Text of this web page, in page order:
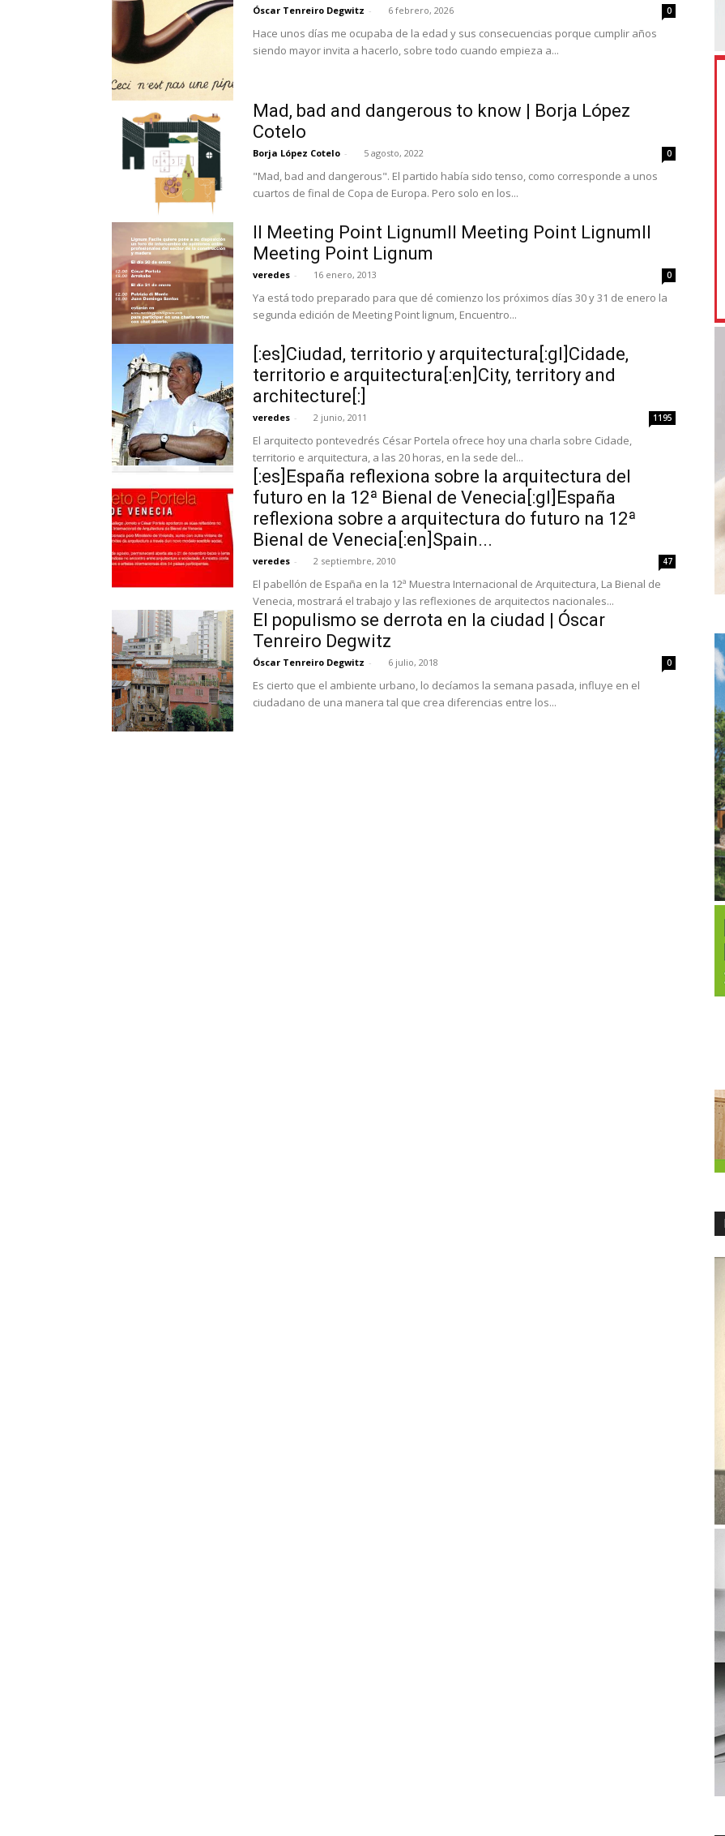
Óscar Tenreiro Degwitz - 6 febrero, 2026 0
Hace unos días me ocupaba de la edad y sus consecuencias porque cumplir años
siendo mayor invita a hacerlo, sobre todo cuando empieza a...
Mad, bad and dangerous to know | Borja López
Cotelo
Borja López Cotelo - 5 agosto, 2022 0
"Mad, bad and dangerous". El partido había sido tenso, como corresponde a unos
cuartos de final de Copa de Europa. Pero solo en los...
II Meeting Point LignumII Meeting Point LignumII
Meeting Point Lignum
veredes - 16 enero, 2013 0
Ya está todo preparado para que dé comienzo los próximos días 30 y 31 de enero la
segunda edición de Meeting Point lignum, Encuentro...
[:es]Ciudad, territorio y arquitectura[:gl]Cidade,
territorio e arquitectura[:en]City, territory and
architecture[:]
veredes - 2 junio, 2011 1195
El arquitecto pontevedrés César Portela ofrece hoy una charla sobre Cidade,
territorio e arquitectura, a las 20 horas, en la sede del...
[:es]España reflexiona sobre la arquitectura del
futuro en la 12ª Bienal de Venecia[:gl]España
reflexiona sobre a arquitectura do futuro na 12ª
Bienal de Venecia[:en]Spain...
veredes - 2 septiembre, 2010 47
El pabellón de España en la 12ª Muestra Internacional de Arquitectura, La Bienal de
Venecia, mostrará el trabajo y las reflexiones de arquitectos nacionales...
El populismo se derrota en la ciudad | Óscar
Tenreiro Degwitz
Óscar Tenreiro Degwitz - 6 julio, 2018 0
Es cierto que el ambiente urbano, lo decíamos la semana pasada, influye en el
ciudadano de una manera tal que crea diferencias entre los...